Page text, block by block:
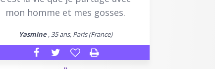
mon homme et mes gosses.
Yasmine, 35 ans, Paris (France)